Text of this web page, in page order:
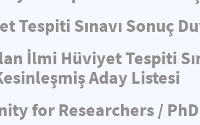
Tespiti Sınavı Sonuç
İlmi Hüviyet Tespiti
Aday Listesi
for Researchers /